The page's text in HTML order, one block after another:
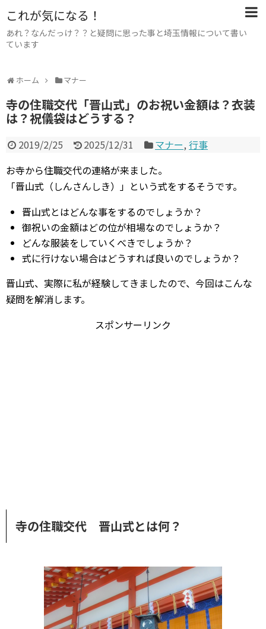
これが気になる！
あれ？なんだっけ？？と疑問に思った事と埼玉情報について書い
ています
ホーム マナー
寺の住職交代「晋山式」のお祝い金額は？衣装
は？祝儀袋はどうする？
2019/2/25 2025/12/31 マナー,行事
お寺から住職交代の連絡が来ました。
「晋山式（しんさんしき）」という式をするそうです。
晋山式とはどんな事をするのでしょうか？
御祝いの金額はどの位が相場なのでしょうか？
どんな服装をしていくべきでしょうか？
式に行けない場合はどうすれば良いのでしょうか？
晋山式、実際に私が経験してきましたので、今回はこんな
疑問を解消します。
スポンサーリンク
寺の住職交代 晋山式とは何？